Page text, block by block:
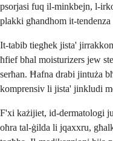
psorjasi fuq il-minkbejn, l-
plakki għandhom it-
It-tabib tiegħek jista'
ħfief bħal moisturizers jew
serħan. Ħafna drabi jintuża
komprensiv li jista' jinkludi
F'xi każijiet, id-dermatologi
oħra tal-ġilda li jqaxxru,